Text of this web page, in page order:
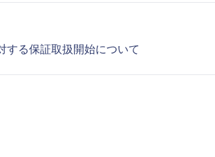
する保証取扱開始について